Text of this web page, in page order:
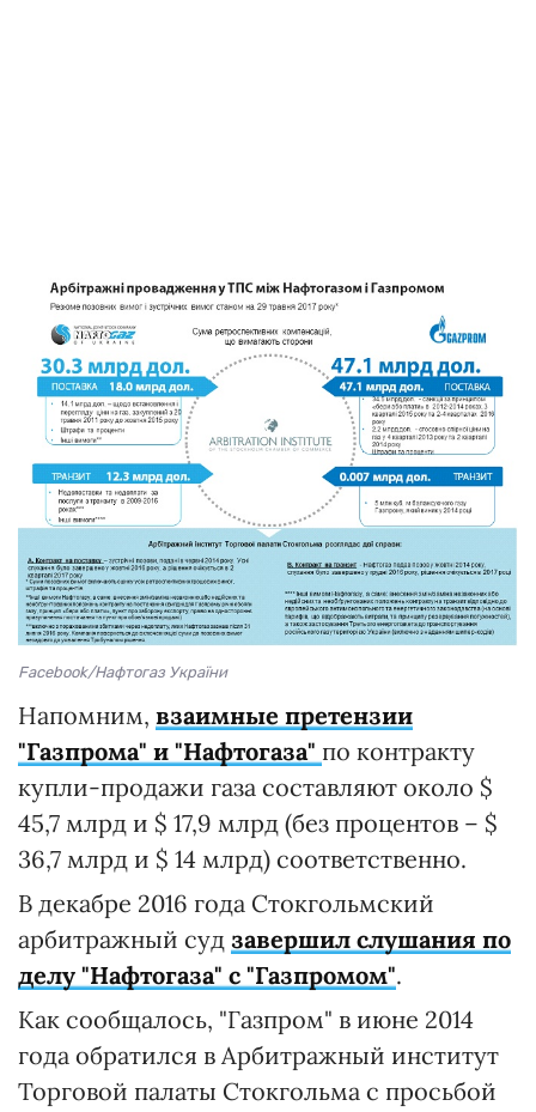
Facebook/Нафтогаз України
Напомним, взаимные претензии
"Газпрома" и "Нафтогаза" по контракту
купли-продажи газа составляют около $
45,7 млрд и $ 17,9 млрд (без процентов – $
36,7 млрд и $ 14 млрд) соответственно.
В декабре 2016 года Стокгольмский
арбитражный суд завершил слушания по
делу "Нафтогаза" с "Газпромом".
Как сообщалось, "Газпром" в июне 2014
года обратился в Арбитражный институт
Торговой палаты Стокгольма с просьбой